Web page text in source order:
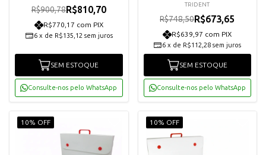
R$900,78R$810,70
R$770,17 com PIX
6 x de R$135,12 sem juros
SEM ESTOQUE
Consulte-nos pelo WhatsApp
TRIDENT
R$748,50R$673,65
R$639,97 com PIX
6 x de R$112,28 sem juros
SEM ESTOQUE
Consulte-nos pelo WhatsApp
10% OFF 10% OFF